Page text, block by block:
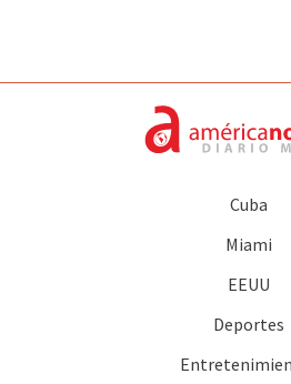
Cuba
Miami
EEUU
Deportes